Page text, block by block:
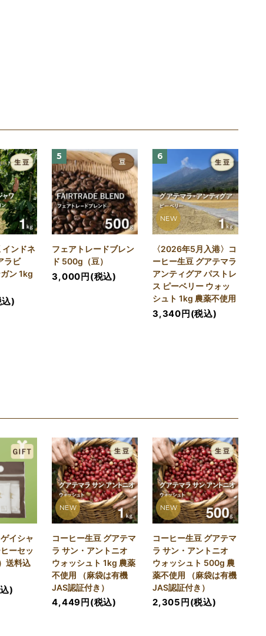
インドネ
ラビ
ン 1kg
)
5
フェアトレードブレン
ド 500g（豆）
3,000円(税込)
6
NEW
〈2026年5月入港〉コ
ーヒー生豆 グアテマラ
アンティグア パストレ
ス ピーベリー ウォッ
シュト 1kg 農薬不使用
3,340円(税込)
ゲイシャ
ーセッ
送料込
)
NEW
コーヒー生豆 グアテマ
ラ サン・アントニオ
ウォッシュト 1kg 農薬
不使用 （麻袋は有機
JAS認証付き）
4,449円(税込)
NEW
コーヒー生豆 グアテマ
ラ サン・アントニオ
ウォッシュト 500g 農
薬不使用 （麻袋は有機
JAS認証付き）
2,305円(税込)